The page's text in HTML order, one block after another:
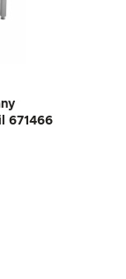
671466